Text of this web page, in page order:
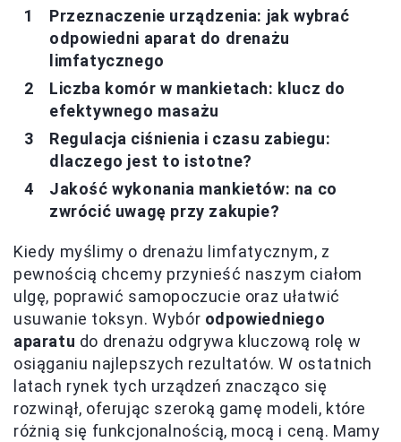
Przeznaczenie urządzenia: jak wybrać
odpowiedni aparat do drenażu
limfatycznego
Liczba komór w mankietach: klucz do
efektywnego masażu
Regulacja ciśnienia i czasu zabiegu:
dlaczego jest to istotne?
Jakość wykonania mankietów: na co
zwrócić uwagę przy zakupie?
Kiedy myślimy o drenażu limfatycznym, z
pewnością chcemy przynieść naszym ciałom
ulgę, poprawić samopoczucie oraz ułatwić
usuwanie toksyn. Wybór odpowiedniego
aparatu do drenażu odgrywa kluczową rolę w
osiąganiu najlepszych rezultatów. W ostatnich
latach rynek tych urządzeń znacząco się
rozwinął, oferując szeroką gamę modeli, które
różnią się funkcjonalnością, mocą i ceną. Mamy